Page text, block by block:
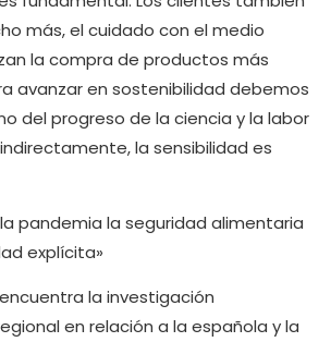
más, el cuidado con el medio
la compra de productos más
avanzar en sostenibilidad debemos
del progreso de la ciencia y la labor
la sensibilidad es
pandemia la seguridad alimentaria
explícita»
la investigación
en relación a la española y la